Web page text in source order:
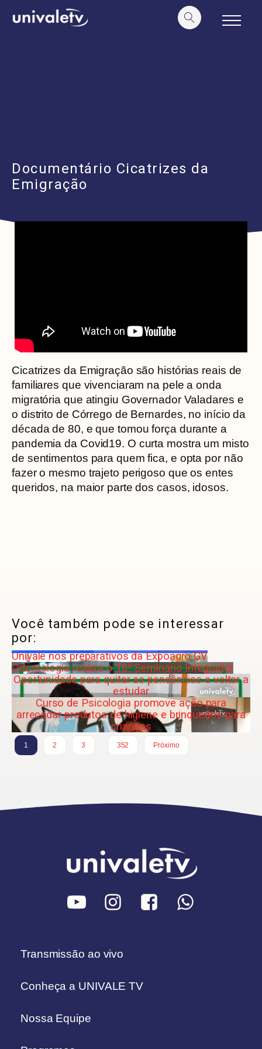
conteúdo
Documentário Cicatrizes da
Emigração
Cicatrizes da Emigração são histórias reais de
familiares que vivenciaram na pele a onda
migratória que atingiu Governador Valadares e
o distrito de Córrego de Bernardes, no início da
década de 80, e que tomou força durante a
pandemia da Covid19. O curta mostra um misto
de sentimentos para quem fica, e opta por não
fazer o mesmo trajeto perigoso que os entes
queridos, na maior parte dos casos, idosos.
Você também pode se interessar
por:
Univale nos preparativos da Expoagro GV
Odontologia realiza o 16º Seminário Integrador
Oportunidade para quitar as pendências e voltar a
estudar
Curso de Psicologia promove ação para
arrecadar produtos de higiene e brinquedos para
crianças
1 2 3
352
Próximo
Transmissão ao vivo
Conheça a UNIVALE TV
Nossa Equipe